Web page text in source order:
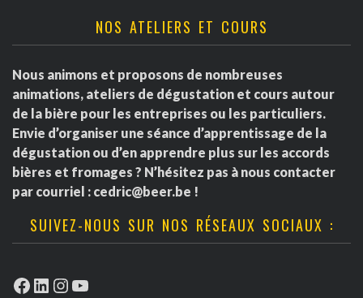
NOS ATELIERS ET COURS
Nous animons et proposons de nombreuses
animations, ateliers de dégustation et cours autour
de la bière pour les entreprises ou les particuliers.
Envie d’organiser une séance d’apprentissage de la
dégustation ou d’en apprendre plus sur les accords
bières et fromages ? N’hésitez pas à nous contacter
par courriel : cedric@beer.be !
SUIVEZ-NOUS SUR NOS RÉSEAUX SOCIAUX :
Facebook
LinkedIn
Instagram
YouTube